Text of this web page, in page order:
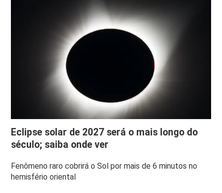
Eclipse solar de 2027 será o mais longo do
século; saiba onde ver
Fenômeno raro cobrirá o Sol por mais de 6 minutos no
hemisfério oriental